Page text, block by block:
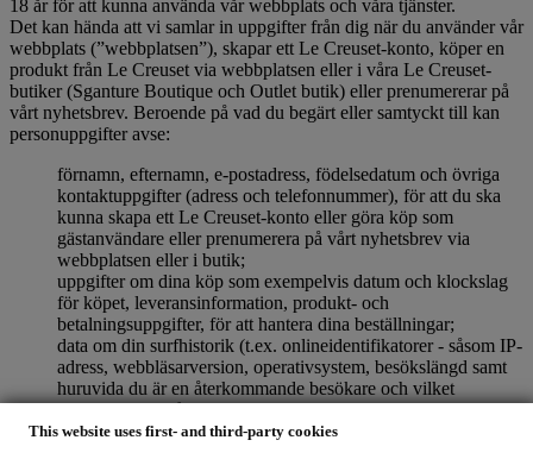
This website uses first- and third-party cookies
18 år för att kunna använda vår webbplats och våra tjänster.
Det kan hända att vi samlar in uppgifter från dig när du använder vår
webbplats (”webbplatsen”), skapar ett Le Creuset-konto, köper en
produkt från Le Creuset via webbplatsen eller i våra Le Creuset-
butiker (Sganture Boutique och Outlet butik) eller prenumererar på
vårt nyhetsbrev. Beroende på vad du begärt eller samtyckt till kan
personuppgifter avse:
förnamn, efternamn, e-postadress, födelsedatum och övriga
kontaktuppgifter (adress och telefonnummer), för att du ska
kunna skapa ett Le Creuset-konto eller göra köp som
gästanvändare eller prenumerera på vårt nyhetsbrev via
webbplatsen eller i butik;
uppgifter om dina köp som exempelvis datum och klockslag
för köpet, leveransinformation, produkt- och
betalningsuppgifter, för att hantera dina beställningar;
data om din surfhistorik (t.ex. onlineidentifikatorer - såsom IP-
adress, webbläsarversion, operativsystem, besökslängd samt
huruvida du är en återkommande besökare och vilket
geografiskt område du befinner dig i), som samlas in under
dina besök på webbplatsen (oavsett om du är en registrerad